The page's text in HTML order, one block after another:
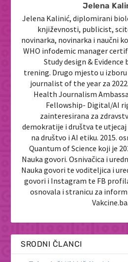
Jelena
Jelena Kalinić, diplomirani
književnosti, publicist,
novinarka, novinarka i naučni
WHO infodemic manager
Study design & Evidence
trening. Drugo mjesto u izboru
journalist of the year za
Health Journalism
Fellowship- Digital/AI
zainteresirana za
demokratije i društva te
na društvo i AI etiku. 2015.
Quantum of Science koji je
Nauka govori. Osnivačica i
Nauka govori te voditeljica i
govori i Instagram te FB
osnovala i stranicu za
Vakcine.ba.
SRODNI ČLANCI